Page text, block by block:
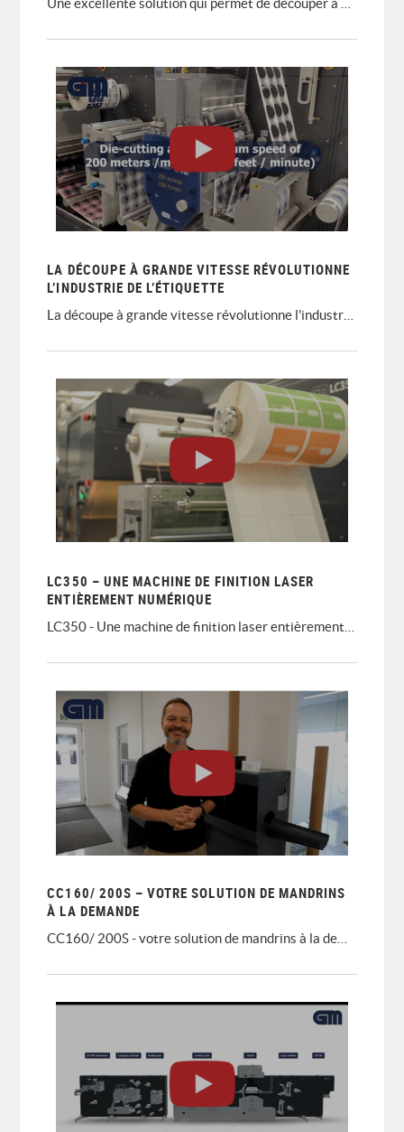
LA DÉCOUPE À GRANDE VITESSE RÉVOLUTIONNE
L’INDUSTRIE DE L’ÉTIQUETTE
LC350 – UNE MACHINE DE FINITION LASER
ENTIÈREMENT NUMÉRIQUE
CC160/ 200S – VOTRE SOLUTION DE MANDRINS
À LA DEMANDE